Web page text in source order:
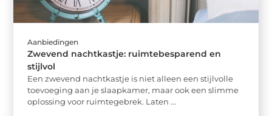
Aanbiedingen
Zwevend nachtkastje: ruimtebesparend en
stijlvol
Een zwevend nachtkastje is niet alleen een stijlvolle
toevoeging aan je slaapkamer, maar ook een slimme
oplossing voor ruimtegebrek. Laten ...